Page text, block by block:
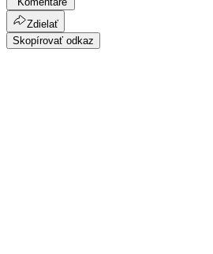
Zdielať
Skopírovať odkaz